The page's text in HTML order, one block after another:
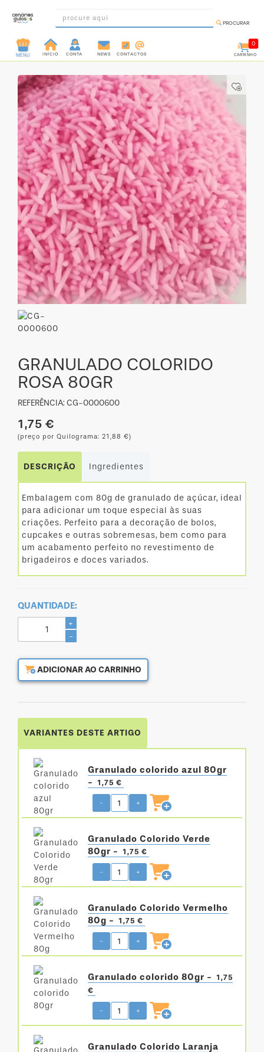
INGREDIENTES
PRÉ-
PRONTOS
MOLDES
E
FORMAS
UTENSÍLIOS
DECORAÇÃO
DESCARTÁVEIS
FESTA
FORMATOS
MINI
PROCURAR
MENU INÍCIO CONTA NEWS CONTACTOS
0
CARRINHO
GRANULADO COLORIDO
ROSA 80GR
REFERÊNCIA: CG-0000600
1,75 €
(preço por Quilograma: 21,88 €)
DESCRIÇÃO Ingredientes
Embalagem com 80g de granulado de açúcar, ideal
para adicionar um toque especial às suas
criações. Perfeito para a decoração de bolos,
cupcakes e outras sobremesas, bem como para
um acabamento perfeito no revestimento de
brigadeiros e doces variados.
QUANTIDADE:
+
-
ADICIONAR AO CARRINHO
VARIANTES DESTE ARTIGO
Granulado colorido azul 80gr
-
1,75 €
- +
Granulado Colorido Verde
80gr -
1,75 €
- +
Granulado Colorido Vermelho
80g -
1,75 €
- +
Granulado colorido 80gr -
1,75
€
- +
Granulado Colorido Laranja